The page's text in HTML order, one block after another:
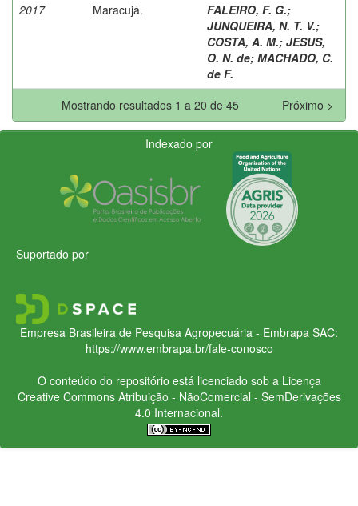
2017 Maracujá. FALEIRO, F. G.;
JUNQUEIRA, N. T. V.;
COSTA, A. M.; JESUS,
O. N. de; MACHADO, C.
de F.
Mostrando resultados 1 a 20 de 45
Próximo >
Indexado por
Suportado por
Empresa Brasileira de Pesquisa Agropecuária - Embrapa SAC:
https://www.embrapa.br/fale-conosco
O conteúdo do repositório está licenciado sob a Licença
Creative CommonsAtribuição - NãoComercial - SemDerivações
4.0 Internacional.